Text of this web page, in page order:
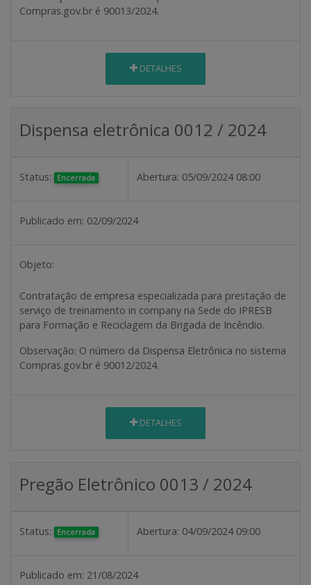
Compras.gov.br é 90013/2024.
DETALHES
Dispensa eletrônica 0012 / 2024
Status: Encerrada Abertura: 05/09/2024 08:00
Publicado em: 02/09/2024
Objeto:
Contratação de empresa especializada para prestação de
serviço de treinamento in company na Sede do IPRESB
para Formação e Reciclagem da Brigada de Incêndio.
Observação: O número da Dispensa Eletrônica no sistema
Compras.gov.br é 90012/2024.
DETALHES
Pregão Eletrônico 0013 / 2024
Status: Encerrada Abertura: 04/09/2024 09:00
Publicado em: 21/08/2024